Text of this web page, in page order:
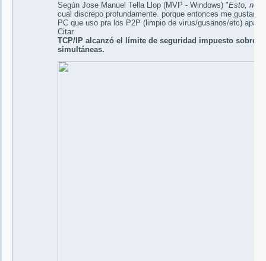
Según Jose Manuel Tella Llop (MVP - Windows) "Esto, no
cual discrepo profundamente. porque entonces me
PC que uso pra los P2P (limpio de virus/gusanos/etc)
Citar
TCP/IP alcanzó el límite de seguridad impuesto sobre
simultáneas.